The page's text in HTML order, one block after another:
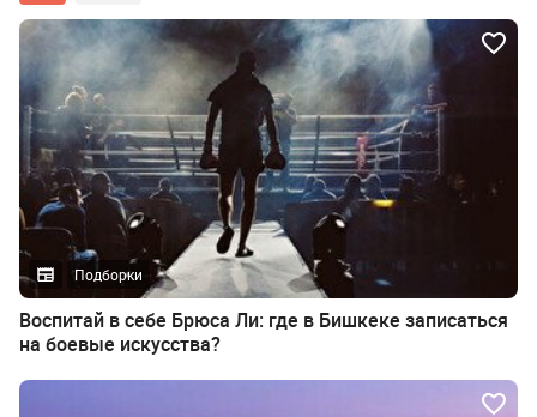
Подборки
Воспитай в себе Брюса Ли: где в Бишкеке записаться
на боевые искусства?